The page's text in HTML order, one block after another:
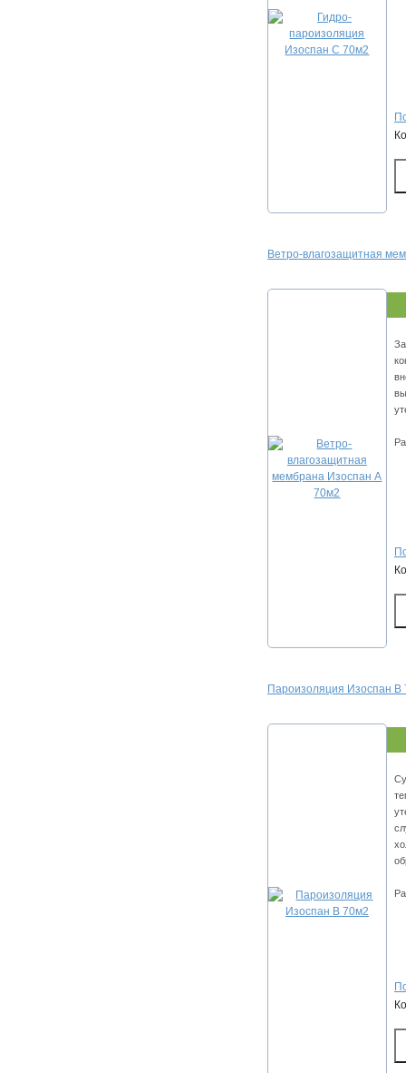
Ветро-влагозащитная
Пароизоляция Изоспан В